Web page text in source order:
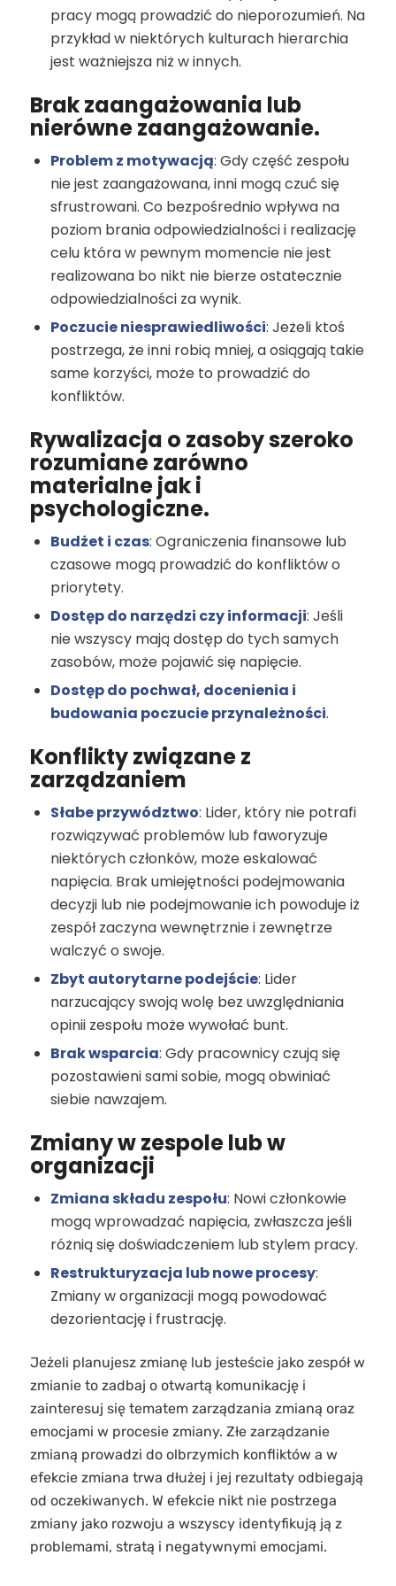
pracy mogą prowadzić do nieporozumień. Na
przykład w niektórych kulturach hierarchia
jest ważniejsza niż w innych.
Brak zaangażowania lub
nierówne zaangażowanie.
Problem z motywacją: Gdy część zespołu
nie jest zaangażowana, inni mogą czuć się
sfrustrowani. Co bezpośrednio wpływa na
poziom brania odpowiedzialności i realizację
celu która w pewnym momencie nie jest
realizowana bo nikt nie bierze ostatecznie
odpowiedzialności za wynik.
Poczucie niesprawiedliwości: Jeżeli ktoś
postrzega, że inni robią mniej, a osiągają takie
same korzyści, może to prowadzić do
konfliktów.
Rywalizacja o zasoby szeroko
rozumiane zarówno
materialne jak i
psychologiczne.
Budżet i czas: Ograniczenia finansowe lub
czasowe mogą prowadzić do konfliktów o
priorytety.
Dostęp do narzędzi czy informacji: Jeśli
nie wszyscy mają dostęp do tych samych
zasobów, może pojawić się napięcie.
Dostęp do pochwał, docenienia i
budowania poczucie przynależności.
Konflikty związane z
zarządzaniem
Słabe przywództwo: Lider, który nie potrafi
rozwiązywać problemów lub faworyzuje
niektórych członków, może eskalować
napięcia. Brak umiejętności podejmowania
decyzji lub nie podejmowanie ich powoduje iż
zespół zaczyna wewnętrznie i zewnętrze
walczyć o swoje.
Zbyt autorytarne podejście: Lider
narzucający swoją wolę bez uwzględniania
opinii zespołu może wywołać bunt.
Brak wsparcia: Gdy pracownicy czują się
pozostawieni sami sobie, mogą obwiniać
siebie nawzajem.
Zmiany w zespole lub w
organizacji
Zmiana składu zespołu: Nowi członkowie
mogą wprowadzać napięcia, zwłaszcza jeśli
różnią się doświadczeniem lub stylem pracy.
Restrukturyzacja lub nowe procesy:
Zmiany w organizacji mogą powodować
dezorientację i frustrację.
Jeżeli planujesz zmianę lub jesteście jako zespół w
zmianie to zadbaj o otwartą komunikację i
zainteresuj się tematem zarządzania zmianą oraz
emocjami w procesie zmiany. Złe zarządzanie
zmianą prowadzi do olbrzymich konfliktów a w
efekcie zmiana trwa dłużej i jej rezultaty odbiegają
od oczekiwanych. W efekcie nikt nie postrzega
zmiany jako rozwoju a wszyscy identyfikują ją z
problemami, stratą i negatywnymi emocjami.